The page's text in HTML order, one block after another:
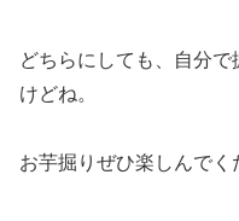
どちらにしても、自分
けどね。
お芋掘りぜひ楽しんでく